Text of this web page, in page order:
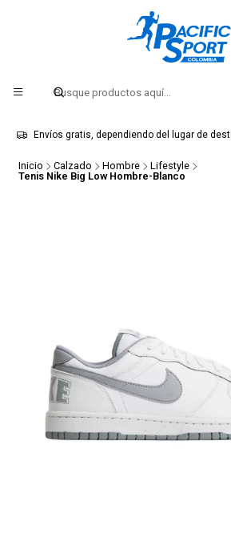
Envíos gratis, dependiendo del lugar de
Inicio Calzado Hombre
Lifestyle
Tenis Nike Big Low Hombre-Blanco